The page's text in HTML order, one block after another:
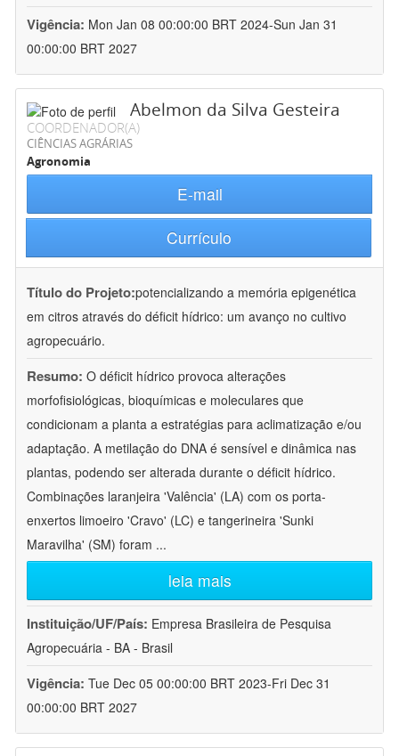
Vigência: Mon Jan 08 00:00:00 BRT 2024-Sun Jan 31
00:00:00 BRT 2027
Abelmon da Silva Gesteira
COORDENADOR(A)
CIÊNCIAS AGRÁRIAS
Agronomia
E-mail
Currículo
Título do Projeto:potencializando a memória epigenética
em citros através do déficit hídrico: um avanço no cultivo
agropecuário.
Resumo: O déficit hídrico provoca alterações
morfofisiológicas, bioquímicas e moleculares que
condicionam a planta a estratégias para aclimatização e/ou
adaptação. A metilação do DNA é sensível e dinâmica nas
plantas, podendo ser alterada durante o déficit hídrico.
Combinações laranjeira 'Valência' (LA) com os porta-
enxertos limoeiro 'Cravo' (LC) e tangerineira 'Sunki
Maravilha' (SM) foram ...
leia mais
Instituição/UF/País: Empresa Brasileira de Pesquisa
Agropecuária - BA - Brasil
Vigência: Tue Dec 05 00:00:00 BRT 2023-Fri Dec 31
00:00:00 BRT 2027